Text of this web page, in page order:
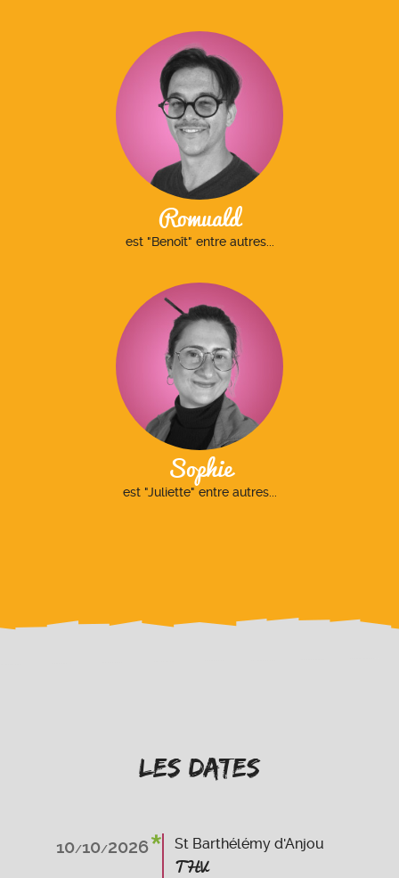
Romuald
est "Benoît" entre autres...
Sophie
est "Juliette" entre autres...
les Dates
10/10/2026* St Barthélémy d'Anjou
THV